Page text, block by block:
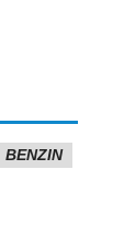
BENZIN